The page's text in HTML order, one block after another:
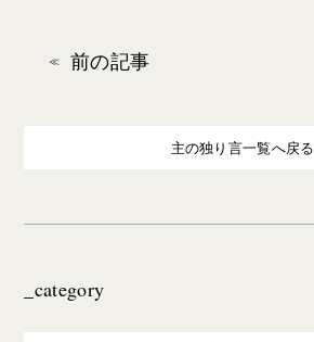
前の記事
主の独り言一覧へ戻る
_category